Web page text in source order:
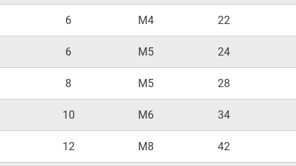
6 M4 22
6 M5 24
8 M5 28
10 M6 34
12 M8 42